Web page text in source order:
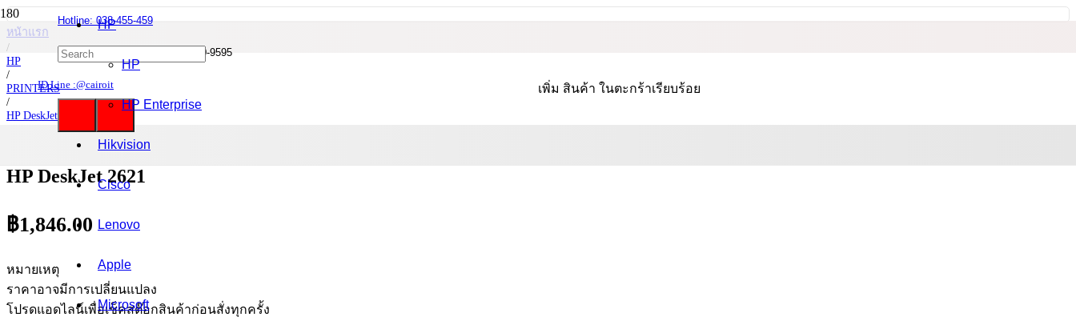
Hotline: 038-455-459
Mobile : 085-0844-555 / 090-980-9595
ID Line :@cairoit เพิ่ม สินค้า ในตะกร้าเรียบร้อย
HP
HP
HP Enterprise
Hikvision
Cisco
Lenovo
Apple
Microsoft
หน้าแรก
/
HP
/
PRINTERS
/
HP DeskJet
HP DeskJet 2621
HP DeskJet 2621
฿1,846.00
หมายเหตุ
ราคาอาจมีการเปลี่ยนแปลง
โปรดแอดไลน์เพื่อเช็คสต๊อกสินค้าก่อนสั่งทุกครั้ง